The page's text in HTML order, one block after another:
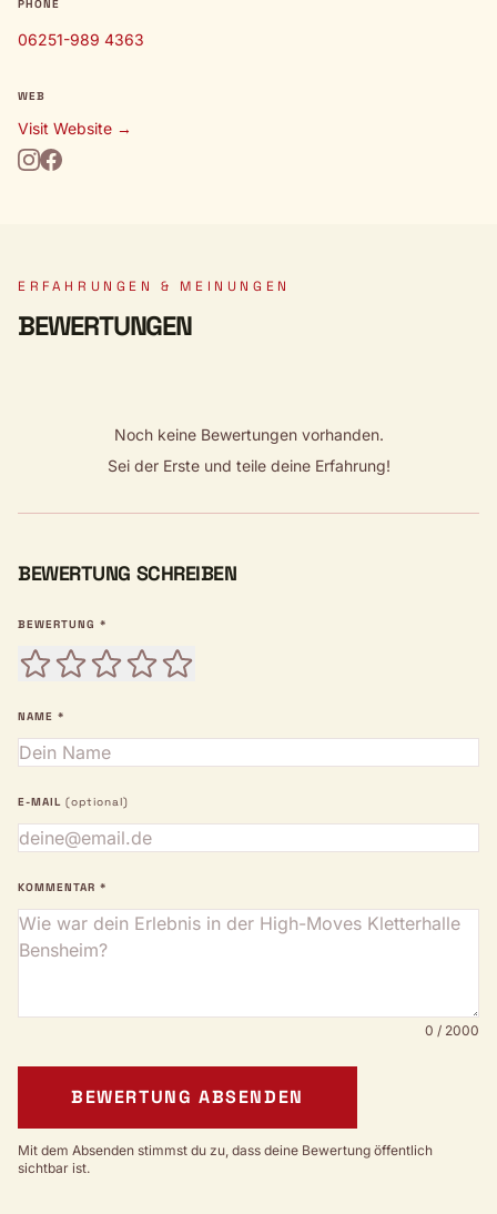
PHONE
06251-989 4363
WEB
Visit Website →
ERFAHRUNGEN & MEINUNGEN
BEWERTUNGEN
Noch keine Bewertungen vorhanden.
Sei der Erste und teile deine Erfahrung!
BEWERTUNG SCHREIBEN
BEWERTUNG *
NAME *
E-MAIL (optional)
KOMMENTAR *
0 / 2000
BEWERTUNG ABSENDEN
Mit dem Absenden stimmst du zu, dass deine Bewertung öffentlich
sichtbar ist.